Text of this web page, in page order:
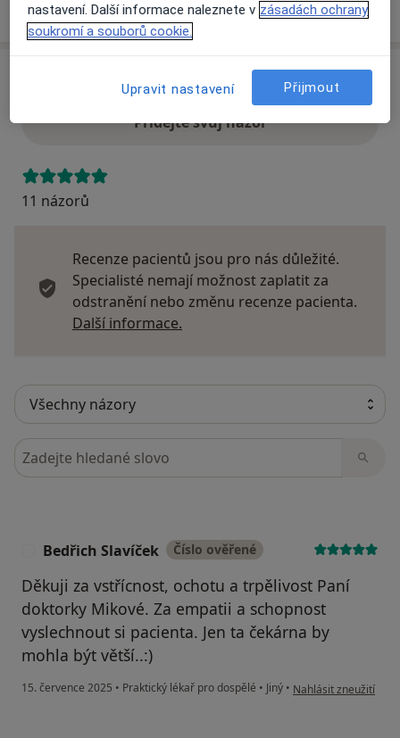
Více
o adrese
Přidejte svůj názor
11 názorů
Recenze pacientů jsou pro nás důležité.
Specialisté nemají možnost zaplatit za
odstranění nebo změnu recenze pacienta.
Další informace.
Hledejte v názorech
Bedřich Slavíček Číslo ověřené
Děkuji za vstřícnost, ochotu a trpělivost Paní
doktorky Mikové. Za empatii a schopnost
vyslechnout si pacienta. Jen ta čekárna by
mohla být větší..:)
15. července 2025 • Praktický lékař pro dospělé • Jiný • podle názoru
Nahlásit zneužití
nastavení. Další informace naleznete v zásadách ochrany
soukromí a souborů cookie.
Upravit nastavení Přijmout